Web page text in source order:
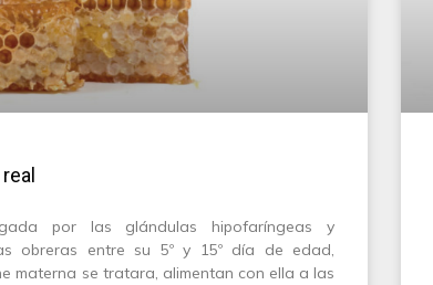
por las glándulas hipofaríngeas y
obreras entre su 5º y 15º día de edad,
materna se tratara, alimentan con ella a las